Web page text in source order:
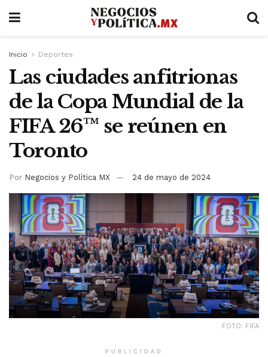
Inicio Deportes
Las ciudades anfitrionas
de la Copa Mundial de la
FIFA 26™ se reúnen en
Toronto
Por Negocios y Política MX 24 de mayo de 2024
FOTO: FIFA
PUBLICIDAD